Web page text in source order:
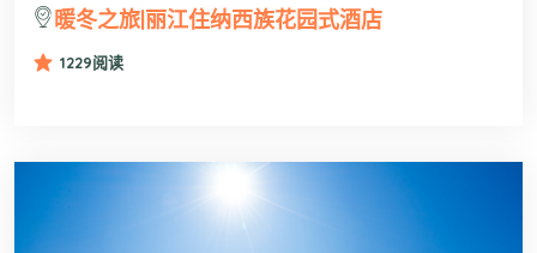
暖冬之旅|丽江住纳西族花园式酒店
1229阅读